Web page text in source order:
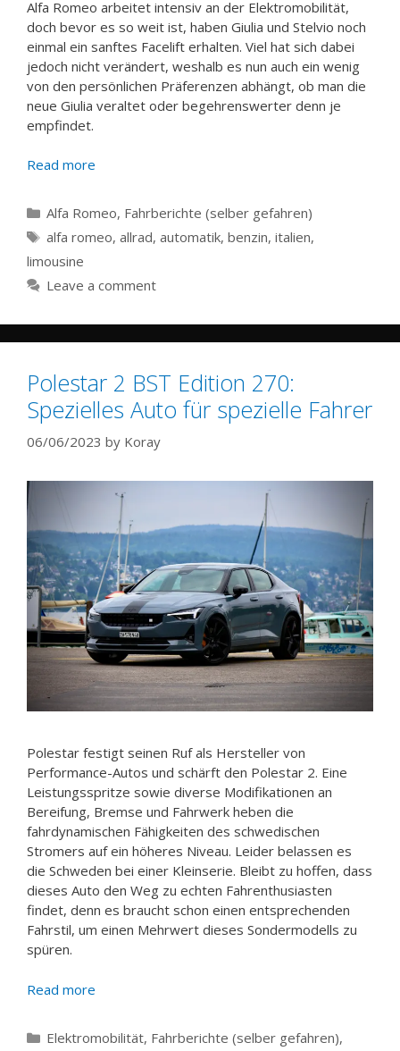
Alfa Romeo arbeitet intensiv an der Elektromobilität,
doch bevor es so weit ist, haben Giulia und Stelvio noch
einmal ein sanftes Facelift erhalten. Viel hat sich dabei
jedoch nicht verändert, weshalb es nun auch ein wenig
von den persönlichen Präferenzen abhängt, ob man die
neue Giulia veraltet oder begehrenswerter denn je
empfindet.
Read more
Categories
Alfa Romeo, Fahrberichte (selber gefahren)
Tags
alfa romeo, allrad, automatik, benzin, italien,
limousine
Leave a comment
Polestar 2 BST Edition 270:
Spezielles Auto für spezielle Fahrer
06/06/2023 by Koray
Polestar festigt seinen Ruf als Hersteller von
Performance-Autos und schärft den Polestar 2. Eine
Leistungsspritze sowie diverse Modifikationen an
Bereifung, Bremse und Fahrwerk heben die
fahrdynamischen Fähigkeiten des schwedischen
Stromers auf ein höheres Niveau. Leider belassen es
die Schweden bei einer Kleinserie. Bleibt zu hoffen, dass
dieses Auto den Weg zu echten Fahrenthusiasten
findet, denn es braucht schon einen entsprechenden
Fahrstil, um einen Mehrwert dieses Sondermodells zu
spüren.
Read more
Categories
Elektromobilität, Fahrberichte (selber gefahren),